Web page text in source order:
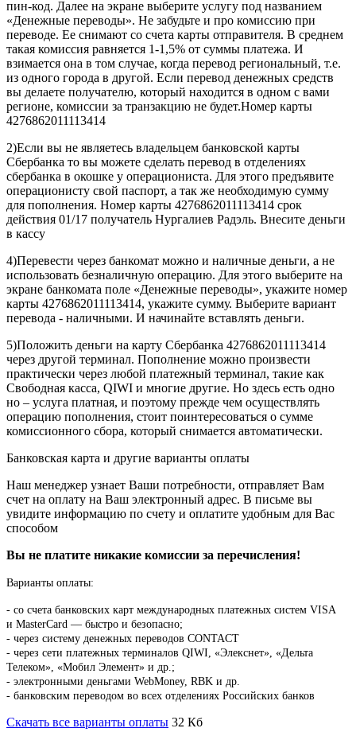
пин-код. Далее на экране выберите услугу под названием
«Денежные переводы». Не забудьте и про комиссию при
переводе. Ее снимают со счета карты отправителя. В среднем
такая комиссия равняется 1-1,5% от суммы платежа. И
взимается она в том случае, когда перевод региональный, т.е.
из одного города в другой. Если перевод денежных средств
вы делаете получателю, который находится в одном с вами
регионе, комиссии за транзакцию не будет.Номер карты
4276862011113414
2)Если вы не являетесь владельцем банковской карты
Сбербанка то вы можете сделать перевод в отделениях
сбербанка в окошке у операциониста. Для этого предъявите
операционисту свой паспорт, а так же необходимую сумму
для пополнения. Номер карты 4276862011113414 срок
действия 01/17 получатель Нургалиев Радэль. Внесите деньги
в кассу
4)Перевести через банкомат можно и наличные деньги, а не
использовать безналичную операцию. Для этого выберите на
экране банкомата поле «Денежные переводы», укажите номер
карты 4276862011113414, укажите сумму. Выберите вариант
перевода - наличными. И начинайте вставлять деньги.
5)Положить деньги на карту Сбербанка 4276862011113414
через другой терминал. Пополнение можно произвести
практически через любой платежный терминал, такие как
Свободная касса, QIWI и многие другие. Но здесь есть одно
но – услуга платная, и поэтому прежде чем осуществлять
операцию пополнения, стоит поинтересоваться о сумме
комиссионного сбора, который снимается автоматически.
Банковская карта и другие варианты оплаты
Наш менеджер узнает Ваши потребности, отправляет Вам
счет на оплату на Ваш электронный адрес. В письме вы
увидите информацию по счету и оплатите удобным для Вас
способом
Вы не платите никакие комиссии за перечисления!
Варианты оплаты:
- со счета банковских карт международных платежных систем VISA
и MasterCard — быстро и безопасно;
- через систему денежных переводов CONTACT
- через сети платежных терминалов QIWI, «Элекснет», «Дельта
Телеком», «Мобил Элемент» и др.;
- электронными деньгами WebMoney, RBK и др.
- банковским переводом во всех отделениях Российских банков
Скачать все варианты оплаты 32 Кб